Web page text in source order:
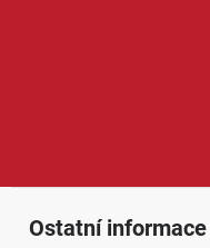
Ostatní informace